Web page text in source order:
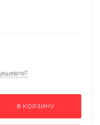
В КОРЗИНУ